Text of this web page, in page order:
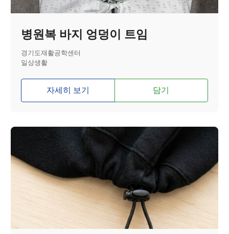
병원복 바지 엉덩이 트임
경기도재활공학센터
일상생활
자세히 보기 담기